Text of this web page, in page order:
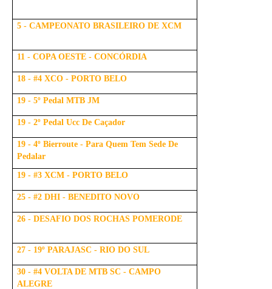
5 - CAMPEONATO BRASILEIRO DE XCM
11 - COPA OESTE - CONCÓRDIA
18 - #4 XCO - PORTO BELO
19 - 5º Pedal MTB JM
19 - 2º Pedal Ucc De Caçador
19 - 4º Bierroute - Para Quem Tem Sede De
Pedalar
19 - #3 XCM - PORTO BELO
25 - #2 DHI - BENEDITO NOVO
26 - DESAFIO DOS ROCHAS POMERODE
27 - 19º PARAJASC - RIO DO SUL
30 - #4 VOLTA DE MTB SC - CAMPO
ALEGRE